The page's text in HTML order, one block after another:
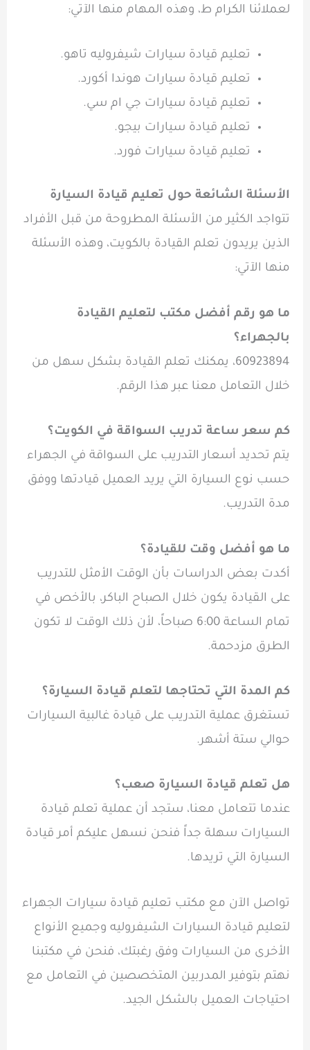
لعملائنا الكرام ط، وهذه المهام منها الآتي:
تعليم قيادة سيارات شيفروليه تاهو.
تعليم قيادة سيارات هوندا أكورد.
تعليم قيادة سيارات جي ام سي.
تعليم قيادة سيارات بيجو.
تعليم قيادة سيارات فورد.
الأسئلة الشائعة حول تعليم قيادة السيارة
تتواجد الكثير من الأسئلة المطروحة من قبل الأفراد
الذين يريدون تعلم القيادة بالكويت، وهذه الأسئلة
منها الآتي:
ما هو رقم أفضل مكتب لتعليم القيادة
بالجهراء؟
60923894، يمكنك تعلم القيادة بشكل سهل من
خلال التعامل معنا عبر هذا الرقم.
كم سعر ساعة تدريب السواقة في الكويت؟
يتم تحديد أسعار التدريب على السواقة في الجهراء
حسب نوع السيارة التي يريد العميل قيادتها ووفق
مدة التدريب.
ما هو أفضل وقت للقيادة؟
أكدت بعض الدراسات بأن الوقت الأمثل للتدريب
على القيادة يكون خلال الصباح الباكر، بالأخص في
تمام الساعة 6:00 صباحاً، لأن ذلك الوقت لا تكون
الطرق مزدحمة.
كم المدة التي تحتاجها لتعلم قيادة السيارة؟
تستغرق عملية التدريب على قيادة غالبية السيارات
حوالي ستة أشهر.
هل تعلم قيادة السيارة صعب؟
عندما تتعامل معنا، ستجد أن عملية تعلم قيادة
السيارات سهلة جداً فنحن نسهل عليكم أمر قيادة
السيارة التي تريدها.
تواصل الآن مع مكتب تعليم قيادة سيارات الجهراء
لتعليم قيادة السيارات الشيفروليه وجميع الأنواع
الأخرى من السيارات وفق رغبتك، فنحن في مكتبنا
نهتم بتوفير المدربين المتخصصين في التعامل مع
احتياجات العميل بالشكل الجيد.